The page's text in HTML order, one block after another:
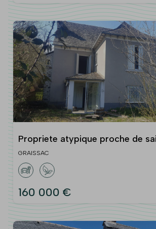
Propriete atypique proche de
genevieve
GRAISSAC
160 000 €